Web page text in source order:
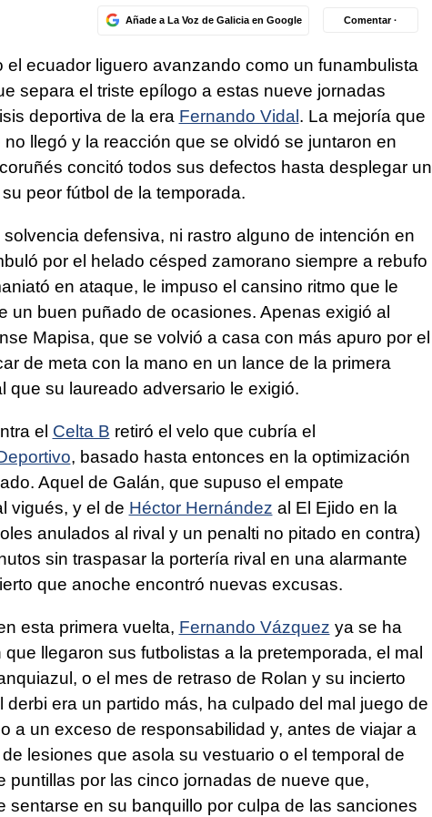
Añade a La Voz de Galicia en Google Comentar ·
el ecuador liguero avanzando como un funambulista
separa el triste epílogo a estas nueve jornadas
deportiva de la era Fernando Vidal . La mejoría que
llegó y la reacción que se olvidó se juntaron en
concitó todos sus defectos hasta desplegar un
peor fútbol de la temporada.
defensiva, ni rastro alguno de intención en
por el helado césped zamorano siempre a rebufo
en ataque, le impuso el cansino ritmo que le
un buen puñado de ocasiones. Apenas exigió al
Mapisa, que se volvió a casa con más apuro por el
de meta con la mano en un lance de la primera
que su laureado adversario le exigió.
el Celta B retiró el velo que cubría el
, basado hasta entonces en la optimización
Aquel de Galán, que supuso el empate
vigués, y el de Héctor Hernández al El Ejido en la
anulados al rival y un penalti no pitado en contra)
sin traspasar la portería rival en una alarmante
que anoche encontró nuevas excusas.
esta primera vuelta, Fernando Vázquez ya se ha
llegaron sus futbolistas a la pretemporada, el mal
o el mes de retraso de Rolan y su incierto
derbi era un partido más, ha culpado del mal juego de
a un exceso de responsabilidad y, antes de viajar a
lesiones que asola su vestuario o el temporal de
puntillas por las cinco jornadas de nueve que,
sentarse en su banquillo por culpa de las sanciones